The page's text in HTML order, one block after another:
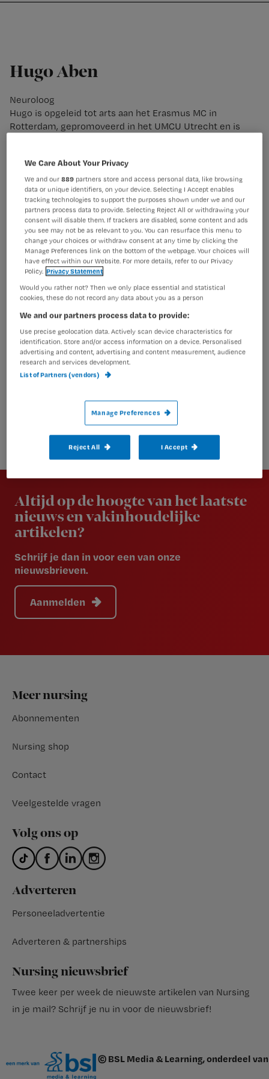
Nursing
Hugo Aben
Neuroloog
Hugo is opgeleid tot arts aan het Erasmus MC in
Rotterdam, gepromoveerd in het UMCU Utrecht en is
neuroloog. Momenteel doet hij verdiepingsstage in het
Alzheimer Centrum.
Newsletter
Altijd op de hoogte van het laatste
nieuws en vakinhoudelijke
artikelen?
Schrijf je dan in voor een van onze
nieuwsbrieven.
Aanmelden
Footer
Meer nursing
Abonnementen
Nursing shop
Contact
Veelgestelde vragen
Volg ons op
Adverteren
Personeeladvertentie
Adverteren & partnerships
Nursing nieuwsbrief
Twee keer per week de nieuwste artikelen van Nursing
in je mail? Schrijf je nu in voor de nieuwsbrief!
© BSL Media & Learning, onderdeel van
We Care About Your Privacy
We and our889 partners store and access personal data, like browsing
data or unique identifiers, on your device. Selecting I Accept enables
tracking technologies to support the purposes shown under we and our
partners process data to provide. Selecting Reject All or withdrawing your
consent will disable them. If trackers are disabled, some content and ads
you see may not be as relevant to you. You can resurface this menu to
change your choices or withdraw consent at any time by clicking the
Manage Preferences link on the bottom of the webpage. Your choices will
have effect within our Website. For more details, refer to our Privacy
Policy. Privacy Statement
Would you rather not? Then we only place essential and statistical
cookies, these do not record any data about you as a person
We and our partners process data to provide:
Use precise geolocation data. Actively scan device characteristics for
identification. Store and/or access information on a device. Personalised
advertising and content, advertising and content measurement, audience
research and services development.
List of Partners (vendors)
Manage Preferences
Reject All I Accept